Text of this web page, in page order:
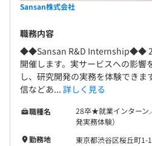
Sansan株式会社
職務内容
◆◆Sansan R&D Internship◆◆
開催します。実サービスへの影響
し、研究開発の実務を体験できま
信などあ... 詳しく見る
職種名
28卒★就業インターン
発実務体験）
勤務地
東京都渋谷区桜丘町1-1